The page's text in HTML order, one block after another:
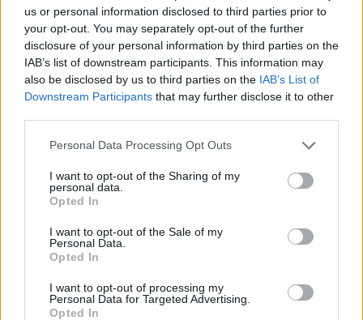
us or personal information disclosed to third parties prior to
your opt-out. You may separately opt-out of the further
disclosure of your personal information by third parties on the
IAB’s list of downstream participants. This information may
also be disclosed by us to third parties on the IAB’s List of
Downstream Participants that may further disclose it to other
Please note that this website/app uses one or more Google
not limited to your visit or usage behaviour. You may click to
grant or deny consent to Google and its third-party tags to
use your data for below specified purposes in below Google
consent section.
Personal Data Processing Opt Outs
I want to opt-out of the Sharing of my
personal data.
Opted In
I want to opt-out of the Sale of my
Personal Data.
Opted In
I want to opt-out of processing my
Personal Data for Targeted Advertising.
Opted In
Video
Player
is
This
is
a
modal
window.
The media could not be loaded, either because
the server or network failed or because the format
is not supported.
„Antonelli most gyorsabb George-nál, maga
Russell pedig feszültnek tűnik. Ez a tavalyi Piastri-
van szüksége Russellnek, hogy kijöjjön ebből” –